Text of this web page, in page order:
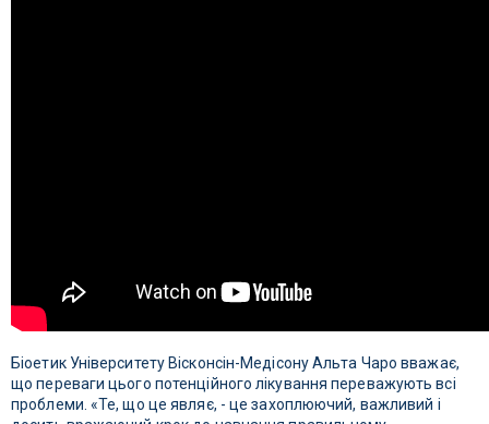
Біоетик Університету Вісконсін-Медісону Альта Чаро вважає,
що переваги цього потенційного лікування переважують всі
проблеми. «Те, що це являє, - це захоплюючий, важливий і